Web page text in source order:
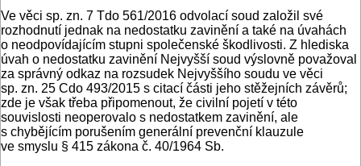
Ve věci sp. zn. 7 Tdo 561/2016 odvolací soud založil své
rozhodnutí jednak na nedostatku zavinění a také na úvahách
o neodpovídajícím stupni společenské škodlivosti. Z hlediska
úvah o nedostatku zavinění Nejvyšší soud výslovně považoval
za správný odkaz na rozsudek Nejvyššího soudu ve věci
sp. zn. 25 Cdo 493/2015 s citací části jeho stěžejních závěrů;
zde je však třeba připomenout, že civilní pojetí v této
souvislosti neoperovalo s nedostatkem zavinění, ale
s chybějícím porušením generální prevenční klauzule
ve smyslu § 415 zákona č. 40/1964 Sb.